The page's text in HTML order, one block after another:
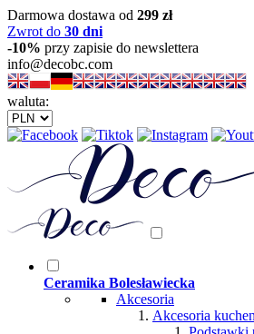
Darmowa dostawa od 299 zł
Zwrot do 30 dni
-10% przy zapisie do newslettera
info@decobc.com
waluta:
Ceramika Bolesławiecka
Akcesoria
Akcesoria